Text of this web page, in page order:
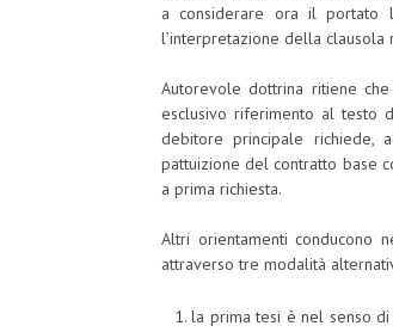
a considerare ora il portato
l’interpretazione della clausola
Autorevole dottrina ritiene
esclusivo riferimento al testo
debitore principale richiede,
pattuizione del contratto base
a prima richiesta.
Altri orientamenti conducono
attraverso tre modalità
la prima tesi è nel senso